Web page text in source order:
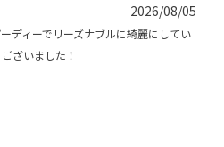
2026/08/05
ディーでリーズナブルに綺麗にしてい
ざいました！